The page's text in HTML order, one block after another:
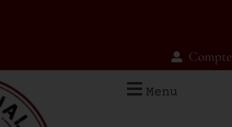
Compte
Menu